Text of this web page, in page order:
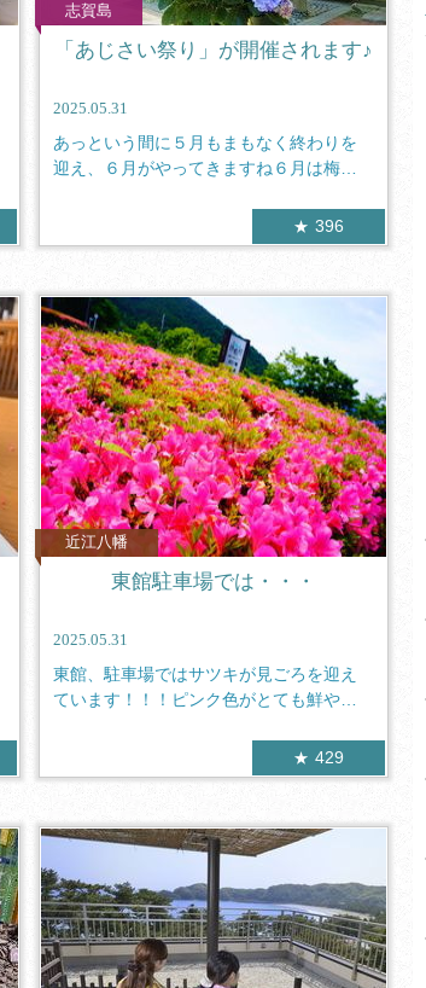
志賀島
「あじさい祭り」が開催されます♪
2025.05.31
あっという間に５月もまもなく終わりを
迎え、６月がやってきますね６月は梅雨
396
近江八幡
東館駐車場では・・・
2025.05.31
東館、駐車場ではサツキが見ごろを迎え
ています！！！ピンク色がとても鮮やか
429